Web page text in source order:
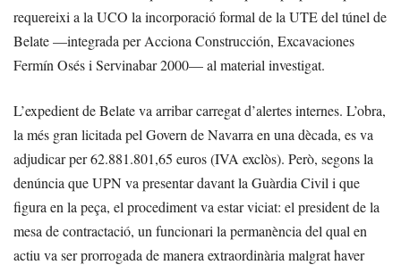
requereixi a la UCO la incorporació formal de la UTE del túnel de
Belate —integrada per Acciona Construcción, Excavaciones
Fermín Osés i Servinabar 2000— al material investigat.
L’expedient de Belate va arribar carregat d’alertes internes. L’obra,
la més gran licitada pel Govern de Navarra en una dècada, es va
adjudicar per 62.881.801,65 euros (IVA exclòs). Però, segons la
denúncia que UPN va presentar davant la Guàrdia Civil i que
figura en la peça, el procediment va estar viciat: el president de la
mesa de contractació, un funcionari la permanència del qual en
actiu va ser prorrogada de manera extraordinària malgrat haver